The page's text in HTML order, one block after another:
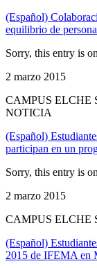
(Español)
equilibrio de
Sorry, this entry is
2 marzo 2015
CAMPUS ELCHE
NOTICIA
(Español)
participan en un
Sorry, this entry is
2 marzo 2015
CAMPUS ELCHE
(Español)
2015 de IFEMA en